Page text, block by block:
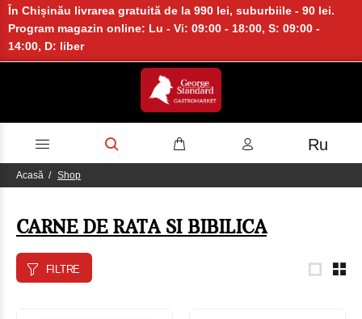
În Chișinău livrarea gratuită de la 990 lei, suburbiile - 90 lei.
Program magazin online: Lu - Vi: 09:00 - 18:00, S: 09:00 -
14:00, D: liber
Ru
Acasă Shop
CARNE DE RATA SI BIBILICA
FILTRE